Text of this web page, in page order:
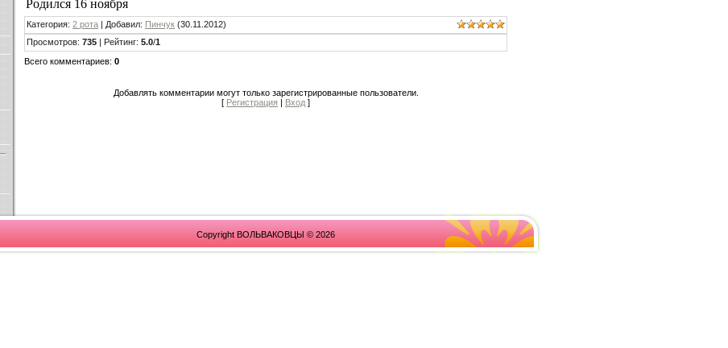
Родился 16 ноября
Категория: 2 рота | Добавил: Пинчук (30.11.2012)
Просмотров: 735 | Рейтинг: 5.0/1
Всего комментариев: 0
Добавлять комментарии могут только зарегистрированные пользователи.
[ Регистрация | Вход ]
Copyright ВОЛЬВАКОВЦЫ © 2026